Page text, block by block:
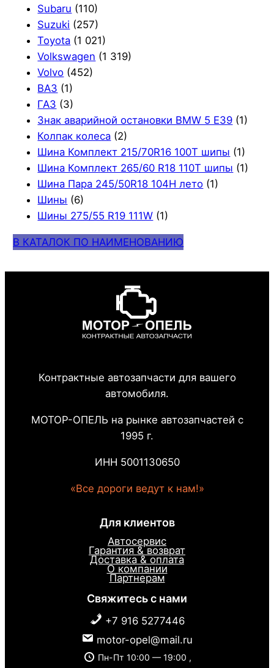
Subaru (110)
Suzuki (257)
Toyota (1 021)
Volkswagen (1 319)
Volvo (452)
ВАЗ (1)
ГАЗ (3)
Знак аварийной остановки BMW 5 E39 (1)
Колпак колеса (2)
Шина Комплект 215/70R16 100T шипы (1)
Шина Комплект 265/60 R18 110T шипы (1)
Шина Пара 245/50R18 104H лето (1)
Шины (6)
Шины 275/55 R19 111W (1)
В КАТАЛОК ПО НАИМЕНОВАНИЮ
Контрактные автозапчасти для вашего
автомобиля.
МОТОР-ОПЕЛЬ на рынке автозапчастей с
1995 г.
ИНН 5001130650
«Все дороги ведут к нам!»
Для клиентов
Автосервис
Гарантия & возврат
Доставка & оплата
О компании
Партнерам
Свяжитесь с нами
+7 916 5277446
motor-opel@mail.ru
Пн-Пт 10:00 — 19:00 ,